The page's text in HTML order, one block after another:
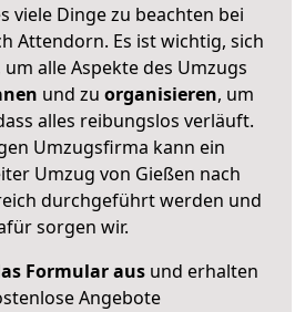
viele Dinge zu beachten bei
Attendorn. Es ist wichtig, sich
alle Aspekte des Umzugs
und zu organisieren, um
alles reibungslos verläuft.
Umzugsfirma kann ein
Umzug von Gießen nach
durchgeführt werden und
sorgen wir.
Formular ausund erhalten
Angebote